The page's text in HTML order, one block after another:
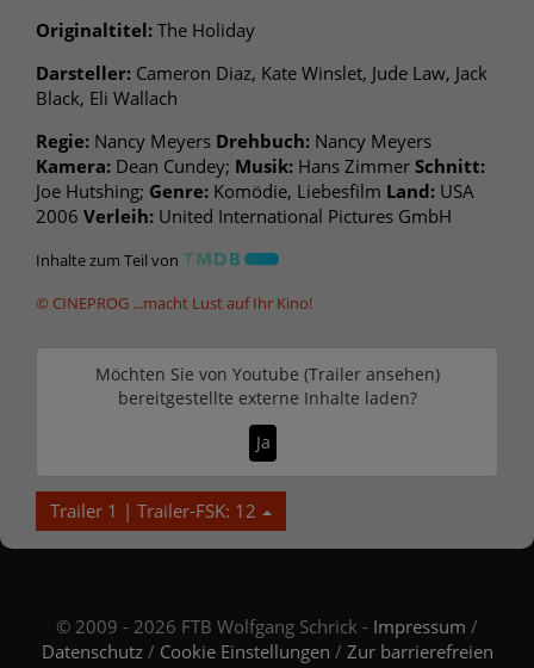
Originaltitel: The Holiday
Darsteller: Cameron Diaz, Kate Winslet, Jude Law, Jack
Black, Eli Wallach
Regie: Nancy Meyers Drehbuch: Nancy Meyers
Kamera: Dean Cundey; Musik: Hans Zimmer Schnitt:
Joe Hutshing; Genre: Komödie, Liebesfilm Land: USA
2006 Verleih: United International Pictures GmbH
Inhalte zum Teil von
© CINEPROG ...macht Lust auf Ihr Kino!
Möchten Sie von Youtube (Trailer ansehen)
bereitgestellte externe Inhalte laden?
Ja
Trailer 1 | Trailer-FSK: 12
© 2009 - 2026 FTB Wolfgang Schrick - Impressum /
Datenschutz/ Cookie Einstellungen / Zur barrierefreien